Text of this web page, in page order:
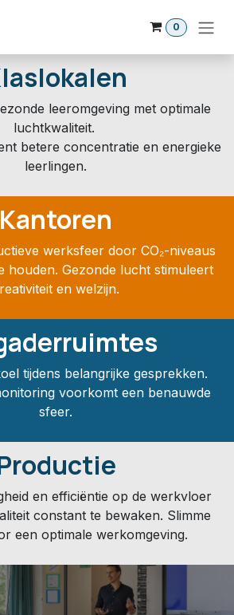
0
leeromgeving met optimale
luchtkwaliteit.
betere concentratie en energieke
leerlingen.
Kantoren
werksfeer door CO₂-niveaus
houden. Gezonde lucht stimuleert
en welzijn.
tijdens belangrijke gesprekken.
voorkomt een benauwde
sfeer.
en efficiëntie op de werkvloer
constant te bewaken. Slimme
een optimale werkomgeving.